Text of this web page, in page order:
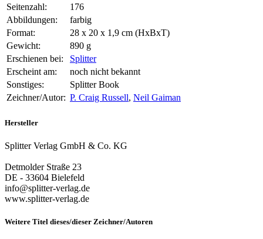
Seitenzahl:
176
Abbildungen:
farbig
Format:
28 x 20 x 1,9 cm (HxBxT)
Gewicht:
890 g
Erschienen bei:
Splitter
Erscheint am:
noch nicht bekannt
Sonstiges:
Splitter Book
Zeichner/Autor: P. Craig Russell, Neil Gaiman
Hersteller
Splitter Verlag GmbH & Co. KG
Detmolder Straße 23
DE - 33604 Bielefeld
info@splitter-verlag.de
www.splitter-verlag.de
Weitere Titel dieses/dieser Zeichner/Autoren